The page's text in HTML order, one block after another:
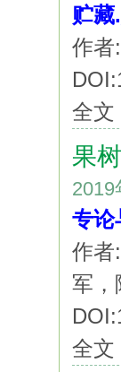
贮藏
作者
全文
果
2019
专论
作者
军，
全文